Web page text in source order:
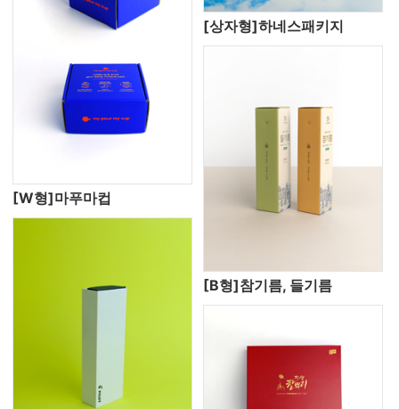
[W형]마푸마컵
[상자형]하네스패키지
[B형]참기름, 들기름